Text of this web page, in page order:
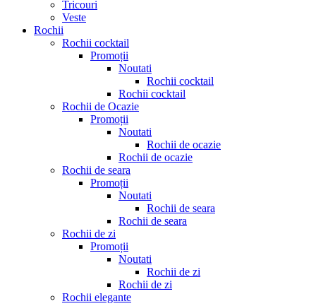
Tricouri
Veste
Rochii
Rochii cocktail
Promoții
Noutati
Rochii cocktail
Rochii cocktail
Rochii de Ocazie
Promoții
Noutati
Rochii de ocazie
Rochii de ocazie
Rochii de seara
Promoții
Noutati
Rochii de seara
Rochii de seara
Rochii de zi
Promoții
Noutati
Rochii de zi
Rochii de zi
Rochii elegante